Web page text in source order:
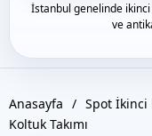
İstanbul genelinde
ve
Anasayfa / Spot İkinci
Koltuk Takımı